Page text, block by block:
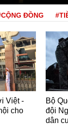
ĐỒNG
Việt -
cho
Bộ
đội
dân